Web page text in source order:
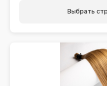
Выбрать